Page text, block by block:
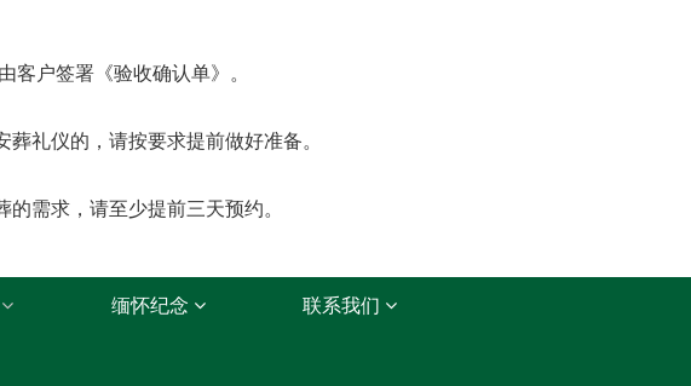
户签署《验收确认单》。
礼仪的，请按要求提前做好准备。
需求，请至少提前三天预约。
缅怀纪念 联系我们